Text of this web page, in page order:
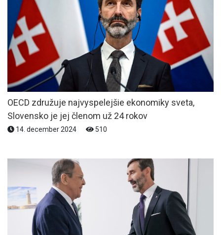
OECD združuje najvyspelejšie ekonomiky sveta,
Slovensko je jej členom už 24 rokov
14. december 2024 510